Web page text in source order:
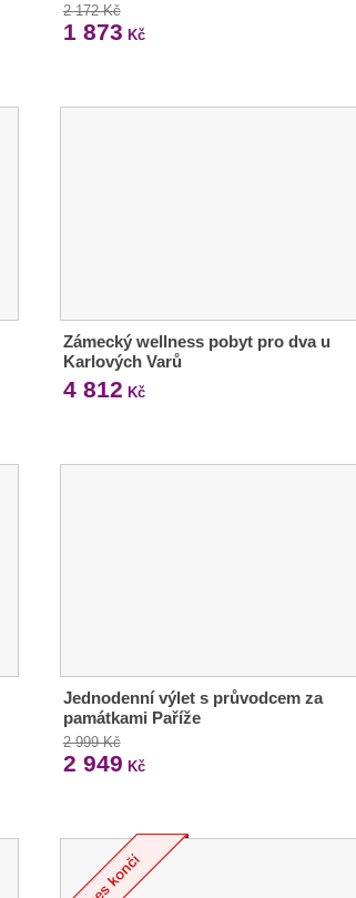
2 172 Kč
1 873 Kč
Zámecký wellness pobyt pro dva u
Karlových Varů
4 812 Kč
Jednodenní výlet s průvodcem za
památkami Paříže
2 999 Kč
2 949 Kč